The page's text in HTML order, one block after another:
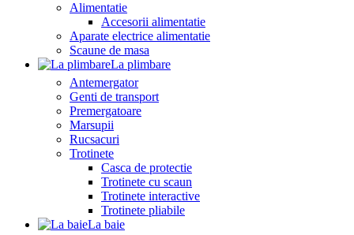
Alimentatie
Accesorii alimentatie
Aparate electrice alimentatie
Scaune de masa
La plimbare
Antemergator
Genti de transport
Premergatoare
Marsupii
Rucsacuri
Trotinete
Casca de protectie
Trotinete cu scaun
Trotinete interactive
Trotinete pliabile
La baie